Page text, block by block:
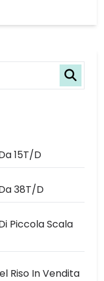
15T/D
38T/D
Piccola Scala
Riso In Vendita